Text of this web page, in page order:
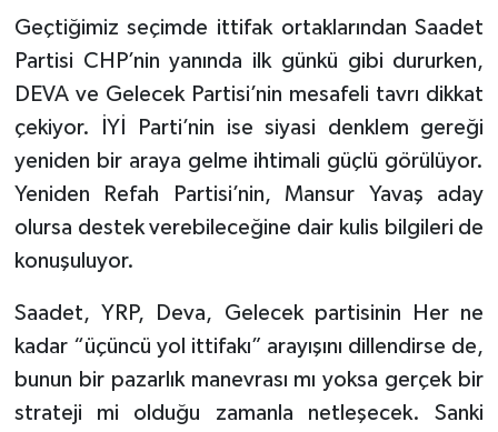
Geçtiğimiz seçimde ittifak ortaklarından Saadet
Partisi CHP’nin yanında ilk günkü gibi dururken,
DEVA ve Gelecek Partisi’nin mesafeli tavrı dikkat
çekiyor. İYİ Parti’nin ise siyasi denklem gereği
yeniden bir araya gelme ihtimali güçlü görülüyor.
Yeniden Refah Partisi’nin, Mansur Yavaş aday
olursa destek verebileceğine dair kulis bilgileri de
konuşuluyor.
Saadet, YRP, Deva, Gelecek partisinin Her ne
kadar “üçüncü yol ittifakı” arayışını dillendirse de,
bunun bir pazarlık manevrası mı yoksa gerçek bir
strateji mi olduğu zamanla netleşecek. Sanki